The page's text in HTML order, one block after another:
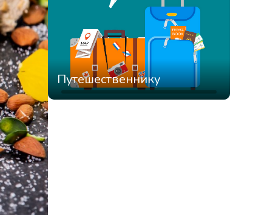
Путешественнику